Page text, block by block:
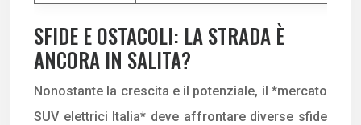
SFIDE E OSTACOLI: LA STRADA È
ANCORA IN SALITA?
Nonostante la crescita e il potenziale, il *mercato
SUV elettrici Italia* deve affrontare diverse sfide